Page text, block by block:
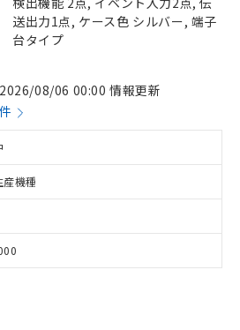
送出力1点, ケース色 シルバー, 端子
台タイプ
2026/08/06 00:00 情報更新
産機種